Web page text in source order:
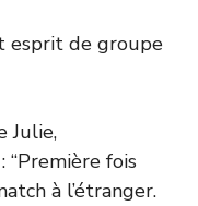
esprit de groupe
Julie,
“Première fois
à l’étranger.